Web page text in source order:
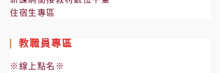
住宿生專區
教職員專區
※線上點名※